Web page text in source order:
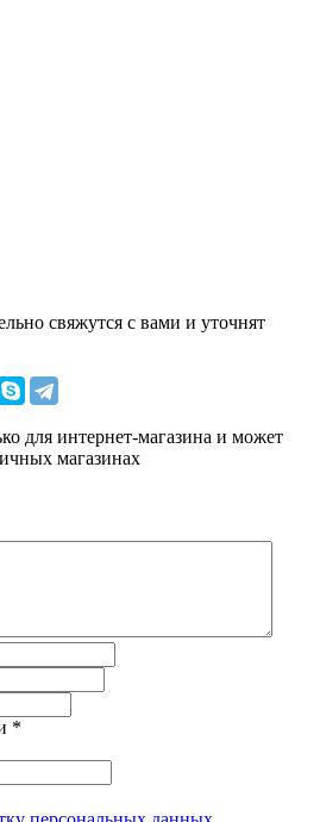
свяжутся с вами и уточнят
для интернет-магазина и может
магазинах
*